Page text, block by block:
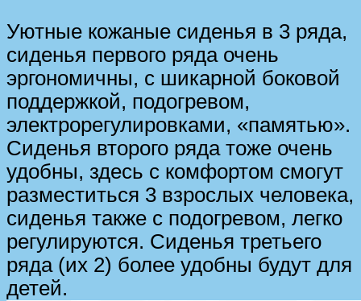
Уютные кожаные сиденья в 3 ряда,
сиденья первого ряда очень
эргономичны, с шикарной боковой
поддержкой, подогревом,
электрорегулировками, «памятью».
Сиденья второго ряда тоже очень
удобны, здесь с комфортом смогут
разместиться 3 взрослых человека,
сиденья также с подогревом, легко
регулируются. Сиденья третьего
ряда (их 2) более удобны будут для
детей.